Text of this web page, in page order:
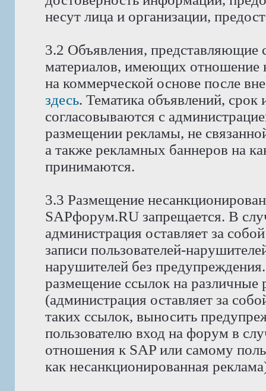
несут лица и организации,
3.2 Объявления, представляющие
материалов, имеющих отношение
на коммерческой основе после
здесь. Тематика объявлений,
согласовываются с
размещении рекламы, не
а также рекламных баннеров на
принимаются.
3.3 Размещение
SAPфорум.RU запрещается. В
администрация оставляет за
записи пользователей-
нарушителей без
размещение ссылок на различные
(администрация оставляет за
таких ссылок, выносить
пользователю вход на форум в
отношения к SAP или самому
как несанкционированная